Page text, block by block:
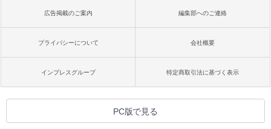
広告掲載のご案内 編集部へのご連絡
プライバシーについて 会社概要
インプレスグループ 特定商取引法に基づく表示
PC版で見る